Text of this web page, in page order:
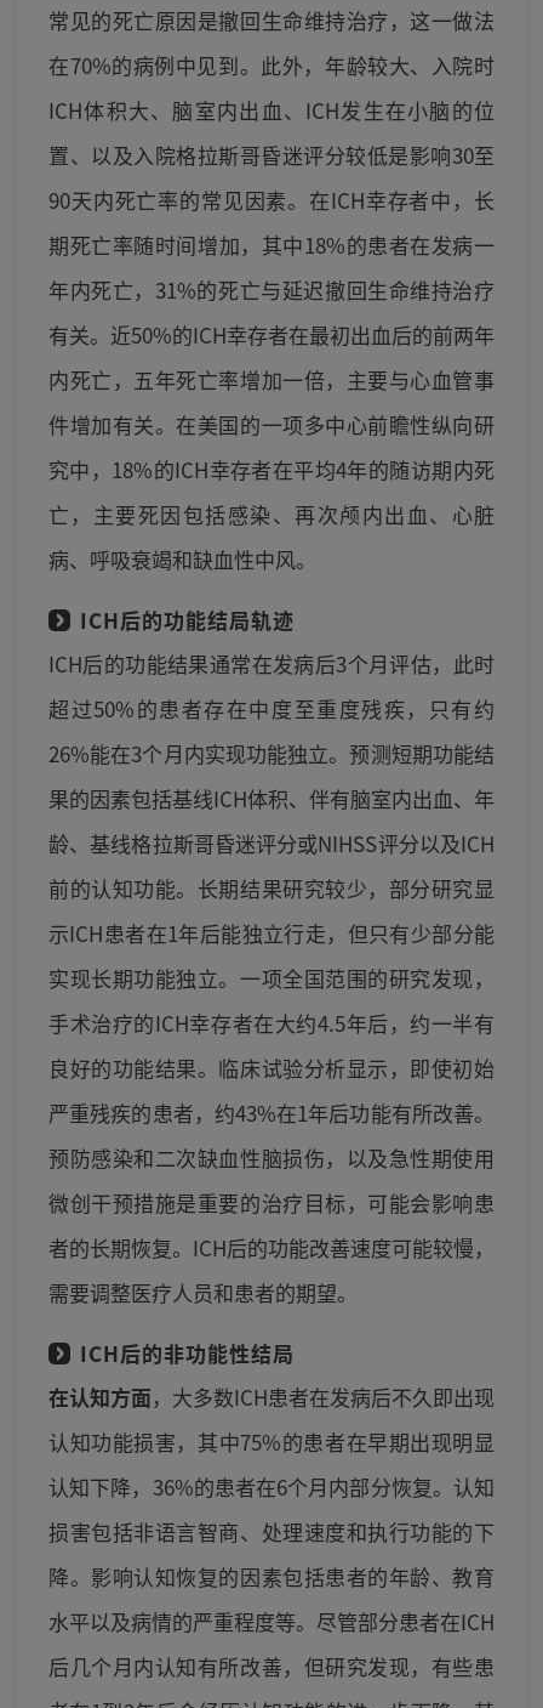
常见的死亡原因是撤回生命维持治疗，这一做法
在70%的病例中见到。此外，年龄较大、入院时
ICH体积大、脑室内出血、ICH发生在小脑的位
置、以及入院格拉斯哥昏迷评分较低是影响30至
90天内死亡率的常见因素。在ICH幸存者中，长
期死亡率随时间增加，其中18%的患者在发病一
年内死亡，31%的死亡与延迟撤回生命维持治疗
有关。近50%的ICH幸存者在最初出血后的前两年
内死亡，五年死亡率增加一倍，主要与心血管事
件增加有关。在美国的一项多中心前瞻性纵向研
究中，18%的ICH幸存者在平均4年的随访期内死
亡，主要死因包括感染、再次颅内出血、心脏
病、呼吸衰竭和缺血性中风。
ICH后的功能结局轨迹
ICH后的功能结果通常在发病后3个月评估，此时
超过50%的患者存在中度至重度残疾，只有约
26%能在3个月内实现功能独立。预测短期功能结
果的因素包括基线ICH体积、伴有脑室内出血、年
龄、基线格拉斯哥昏迷评分或NIHSS评分以及ICH
前的认知功能。长期结果研究较少，部分研究显
示ICH患者在1年后能独立行走，但只有少部分能
实现长期功能独立。一项全国范围的研究发现，
手术治疗的ICH幸存者在大约4.5年后，约一半有
良好的功能结果。临床试验分析显示，即使初始
严重残疾的患者，约43%在1年后功能有所改善。
预防感染和二次缺血性脑损伤，以及急性期使用
微创干预措施是重要的治疗目标，可能会影响患
者的长期恢复。ICH后的功能改善速度可能较慢，
需要调整医疗人员和患者的期望。
ICH后的非功能性结局
在认知方面，大多数ICH患者在发病后不久即出现
认知功能损害，其中75%的患者在早期出现明显
认知下降，36%的患者在6个月内部分恢复。认知
损害包括非语言智商、处理速度和执行功能的下
降。影响认知恢复的因素包括患者的年龄、教育
水平以及病情的严重程度等。尽管部分患者在ICH
后几个月内认知有所改善，但研究发现，有些患